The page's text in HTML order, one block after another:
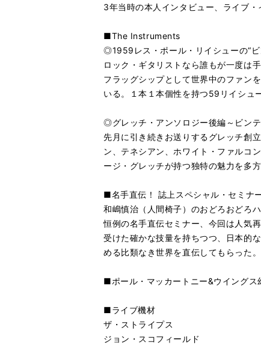
3年当時の本人インタビュー、ライブ
■The Instruments
◎1959レス・ポール・リイシューの
ロック・ギタリストなら誰もが一度は
フラッグシップとして世界中のファン
いる。１本１本個性を持つ59リイシュ
◎グレッチ・アンソロジー後編～ビン
先月に引き続きお送りするグレッチ創
ン、テネシアン、ホワイト・ファルコ
ージ・グレッチが持つ独特の魅力を多
■名手直伝！ 誌上スペシャル・セミ
和嶋慎治（人間椅子）のおどろおどろ
恒例の名手直伝セミナー、今回は人気
受けた確かな技量を持ちつつ、日本的
める比類なき世界を直伝してもらった。
■ポール・マッカートニー&ウイングス
■ライブ機材
ザ・ストライプス
ジョン・スコフィールド